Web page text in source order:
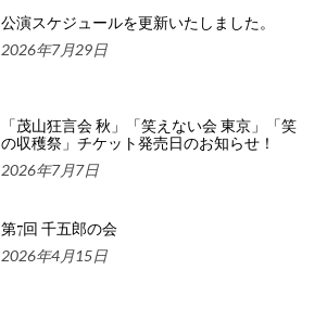
公演スケジュールを更新いたしました。
2026年7月29日
「茂山狂言会 秋」「笑えない会 東京」「笑
の収穫祭」チケット発売日のお知らせ！
2026年7月7日
第7回 千五郎の会
2026年4月15日